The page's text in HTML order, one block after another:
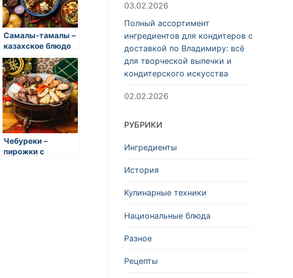
Самалы-тамалы –
казахское блюдо
из слоев теста,
мяса, лука и жира
Чебуреки –
пирожки с
03.02.2026
Полный ассортимент
ингредиентов для кондитеров с
доставкой по Владимиру: всё
для творческой выпечки и
кондитерского искусства
02.02.2026
РУБРИКИ
Ингредиенты
История
Кулинарные техники
Национальные блюда
Разное
Рецепты